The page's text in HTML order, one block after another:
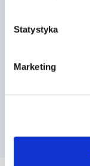
Statystyka
Marketing
Przez